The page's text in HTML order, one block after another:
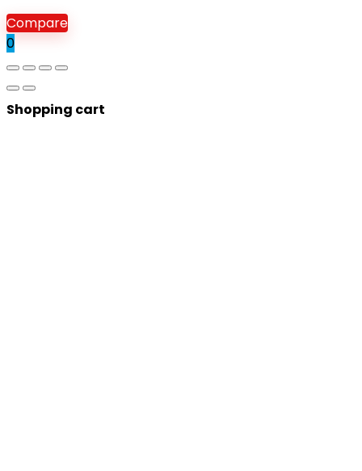
Compare
0
Shopping cart